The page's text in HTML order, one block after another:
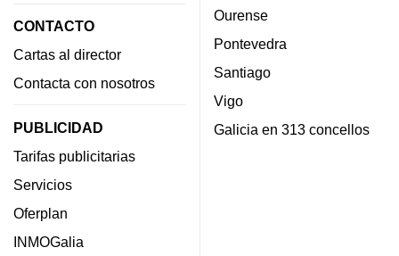
CONTACTO
Cartas al director
Contacta con nosotros
PUBLICIDAD
Tarifas publicitarias
Servicios
Oferplan
INMOGalia
Ourense
Pontevedra
Santiago
Vigo
Galicia en 313 concellos